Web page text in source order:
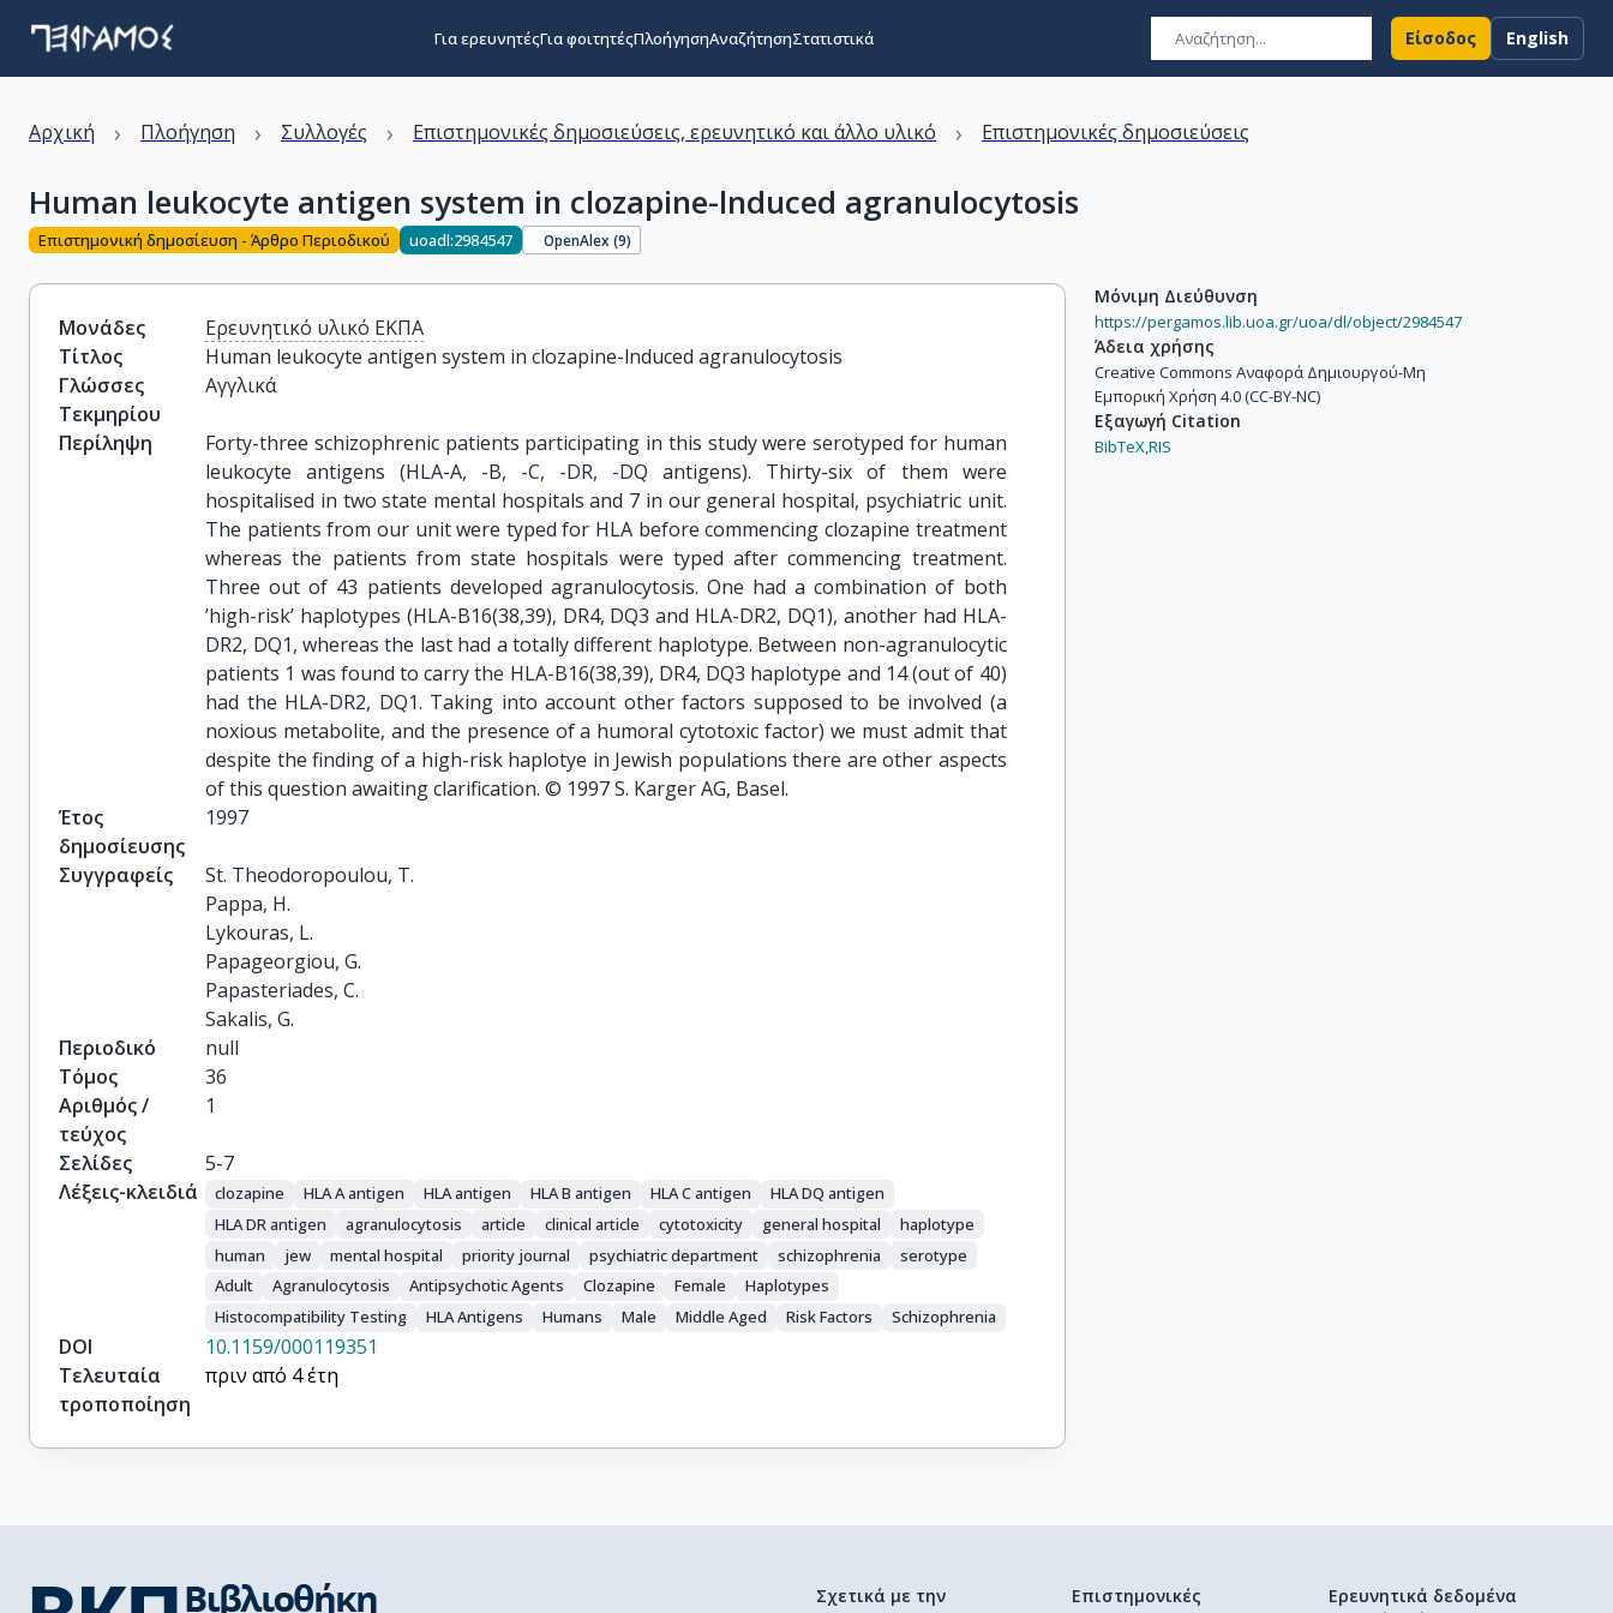
Για ερευνητέςΓια φοιτητέςΠλοήγησηΑναζήτησηΣτατιστικά Είσοδος English
Αρχική › Πλοήγηση › Συλλογές › Επιστημονικές δημοσιεύσεις, ερευνητικό και άλλο υλικό › Επιστημονικές δημοσιεύσεις
Human leukocyte antigen system in clozapine-lnduced agranulocytosis
Επιστημονική δημοσίευση - Άρθρο Περιοδικού uoadl:2984547 OpenAlex (9)
Μονάδες
Ερευνητικό υλικό ΕΚΠΑ
Τίτλος
Human leukocyte antigen system in clozapine-lnduced agranulocytosis
Γλώσσες
Τεκμηρίου
Αγγλικά
Περίληψη
Forty-three schizophrenic patients participating in this study were serotyped for human
leukocyte antigens (HLA-A, -B, -C, -DR, -DQ antigens). Thirty-six of them were
hospitalised in two state mental hospitals and 7 in our general hospital, psychiatric unit.
The patients from our unit were typed for HLA before commencing clozapine treatment
whereas the patients from state hospitals were typed after commencing treatment.
Three out of 43 patients developed agranulocytosis. One had a combination of both
’high-risk’ haplotypes (HLA-B16(38,39), DR4, DQ3 and HLA-DR2, DQ1), another had HLA-
DR2, DQ1, whereas the last had a totally different haplotype. Between non-agranulocytic
patients 1 was found to carry the HLA-B16(38,39), DR4, DQ3 haplotype and 14 (out of 40)
had the HLA-DR2, DQ1. Taking into account other factors supposed to be involved (a
noxious metabolite, and the presence of a humoral cytotoxic factor) we must admit that
despite the finding of a high-risk haplotye in Jewish populations there are other aspects
of this question awaiting clarification. © 1997 S. Karger AG, Basel.
Έτος
δημοσίευσης
1997
Συγγραφείς
St. Theodoropoulou, T.
Pappa, H.
Lykouras, L.
Papageorgiou, G.
Papasteriades, C.
Sakalis, G.
Περιοδικό
null
Τόμος
36
Αριθμός /
τεύχος
1
Σελίδες
5-7
Λέξεις-κλειδιά
clozapine HLA A antigen HLA antigen HLA B antigen HLA C antigen
HLA DQ antigen
HLA DR antigen
agranulocytosis article clinical article cytotoxicity general hospital
haplotype
human
jew mental hospital priority journal psychiatric department schizophrenia
serotype
Adult
Agranulocytosis Antipsychotic Agents Clozapine Female
Haplotypes
Histocompatibility Testing
HLA Antigens Humans Male Middle Aged Risk Factors Schizophrenia
DOI
10.1159/000119351
Τελευταία
τροποποίηση
πριν από 4 έτη
Μόνιμη Διεύθυνση
https://pergamos.lib.uoa.gr/uoa/dl/object/2984547
Άδεια χρήσης
Creative Commons Αναφορά Δημιουργού-Μη
Εμπορική Χρήση 4.0 (CC-BY-NC)
Εξαγωγή Citation
BibTeX,RIS
Σχετικά με την
Επιστημονικές
Ερευνητικά δεδομένα